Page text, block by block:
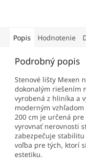
Popis Hodnotenie
Podrobný popis
Stenové lišty Mexen
dokonalým riešením
vyrobená z hliníka a
moderným
200 cm je určená
vyrovnať nerovnosti
zabezpečuje
voľba pre tých, ktorí
estetiku.